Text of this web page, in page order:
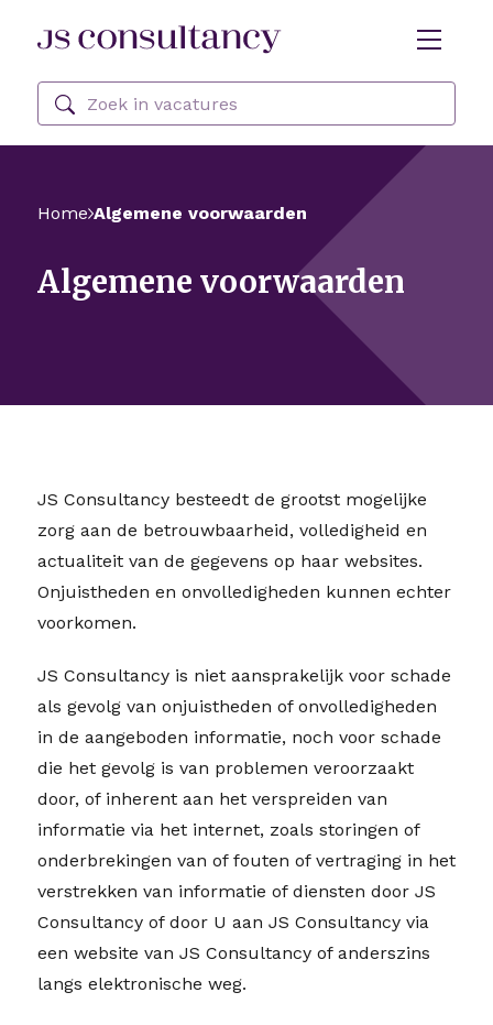
Skip Navigation or Skip to Content
Zoeken
Home Algemene voorwaarden
Algemene voorwaarden
JS Consultancy besteedt de grootst mogelijke
zorg aan de betrouwbaarheid, volledigheid en
actualiteit van de gegevens op haar websites.
Onjuistheden en onvolledigheden kunnen echter
voorkomen.
JS Consultancy is niet aansprakelijk voor schade
als gevolg van onjuistheden of onvolledigheden
in de aangeboden informatie, noch voor schade
die het gevolg is van problemen veroorzaakt
door, of inherent aan het verspreiden van
informatie via het internet, zoals storingen of
onderbrekingen van of fouten of vertraging in het
verstrekken van informatie of diensten door JS
Consultancy of door U aan JS Consultancy via
een website van JS Consultancy of anderszins
langs elektronische weg.